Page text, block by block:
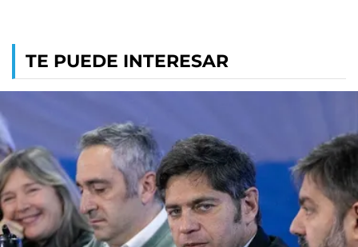
TE PUEDE INTERESAR